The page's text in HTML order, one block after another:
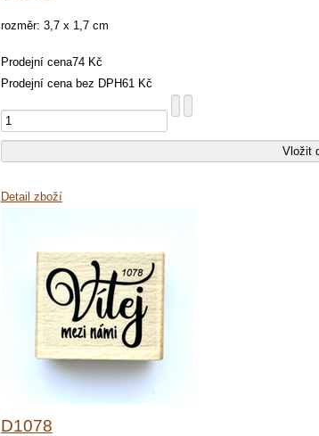
rozměr: 3,7 x 1,7 cm
Prodejní cena74 Kč
Prodejní cena bez DPH61 Kč
Detail zboží
D1078